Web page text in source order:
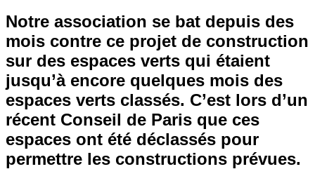
Notre association se bat depuis des
mois contre ce projet de construction
sur des espaces verts qui étaient
jusqu’à encore quelques mois des
espaces verts classés. C’est lors d’un
récent Conseil de Paris que ces
espaces ont été déclassés pour
permettre les constructions prévues.